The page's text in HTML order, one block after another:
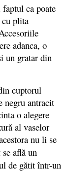
ca poate
cu plita
adanca, o
un gratar din
cuptorul
negru antracit
o alegere
al vaselor
nu li se
află un
de gătit într-un